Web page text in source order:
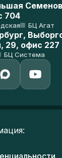
704
БЦ Агат
29, офис 227
БЦ Система